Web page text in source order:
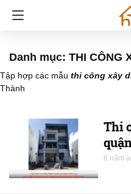
Danh mục: THI CÔNG
Tập hợp các mẫu thi công xây
Thành
Thi
8 năm